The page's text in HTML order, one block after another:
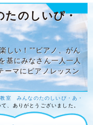
のしいぴ・
しい！””ピアノ、がん
基にみなさん一人一人
ーマにピアノレッスン
室 みんなのたのしいぴ・あ・
、ありがとうございました。